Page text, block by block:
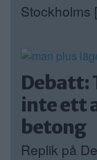
Debatt:
inte ett
betong
Replik på